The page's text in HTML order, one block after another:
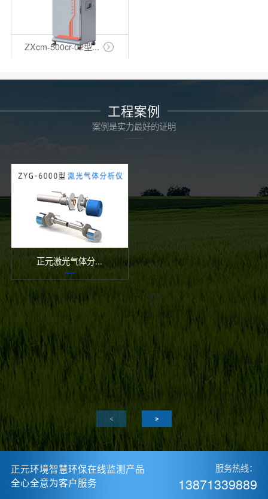
ZXcm-500cr-02型...
工程案例
案例是实力最好的证明
正元激光气体分...
正元环境智慧环保在线监测产品
全心全意为客户服务
服务热线：
13871339889